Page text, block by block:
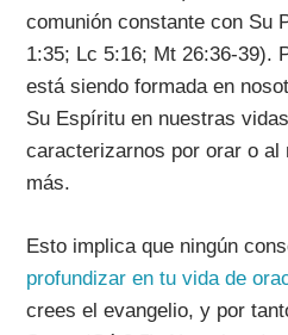
comunión constante con Su
1:35; Lc 5:16; Mt 26:36-39).
está siendo formada en
Su Espíritu en nuestras
caracterizarnos por orar o al
más.
Esto implica que ningún
profundizar en tu vida de
crees el evangelio, y por